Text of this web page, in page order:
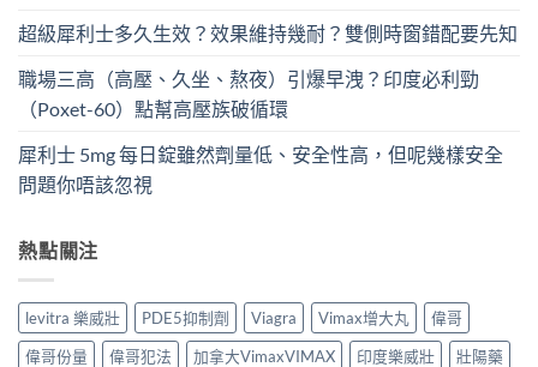
超級犀利士多久生效？效果維持幾耐？雙側時窗錯配要先知
職場三高（高壓、久坐、熬夜）引爆早洩？印度必利勁
（Poxet-60）點幫高壓族破循環
犀利士 5mg 每日錠雖然劑量低、安全性高，但呢幾樣安全
問題你唔該忽視
熱點關注
levitra 樂威壯 PDE5抑制劑 Viagra Vimax增大丸
偉哥
偉哥份量
偉哥犯法 加拿大VimaxVIMAX 印度樂威壯
壯陽藥